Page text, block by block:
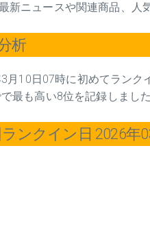
新ニュースや関連商品、人
析
月10日07時に初めてラン
最も高い8位を記録しました
ンクイン日 2026年